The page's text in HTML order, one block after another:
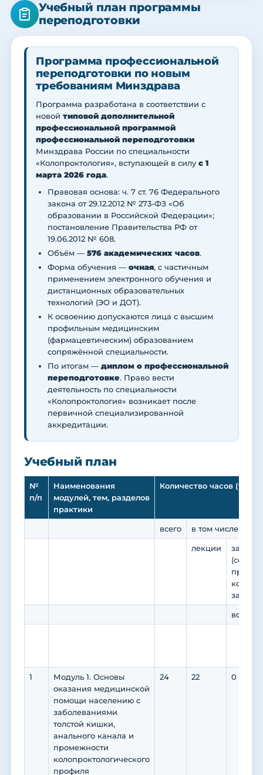
Учебный план программы
переподготовки
Программа профессиональной
переподготовки по новым
требованиям Минздрава
Программа разработана в соответствии с
новой типовой дополнительной
профессиональной программой
профессиональной переподготовки
Минздрава России по специальности
«Колопроктология», вступающей в силус 1
марта 2026 года.
Правовая основа: ч. 7 ст. 76 Федерального
закона от 29.12.2012 № 273-ФЗ «Об
образовании в Российской Федерации»;
постановление Правительства РФ от
19.06.2012 № 608.
Объём — 576 академических часов.
Форма обучения — очная, с частичным
применением электронного обучения и
дистанционных образовательных
технологий (ЭО и ДОТ).
К освоению допускаются лица с высшим
профильным медицинским
(фармацевтическим) образованием
сопряжённой специальности.
По итогам — диплом о профессиональной
переподготовке. Право вести
деятельность по специальности
«Колопроктология» возникает после
первичной специализированной
аккредитации.
Учебный план
№
п/п
Наименования
модулей, тем, разделов
практики
Количество часов
всего в том числе по
лекции
всего
1
Модуль 1. Основы
оказания медицинской
помощи населению с
заболеваниями
толстой кишки,
анального канала и
промежности
колопроктологического
профиля
24 22 0